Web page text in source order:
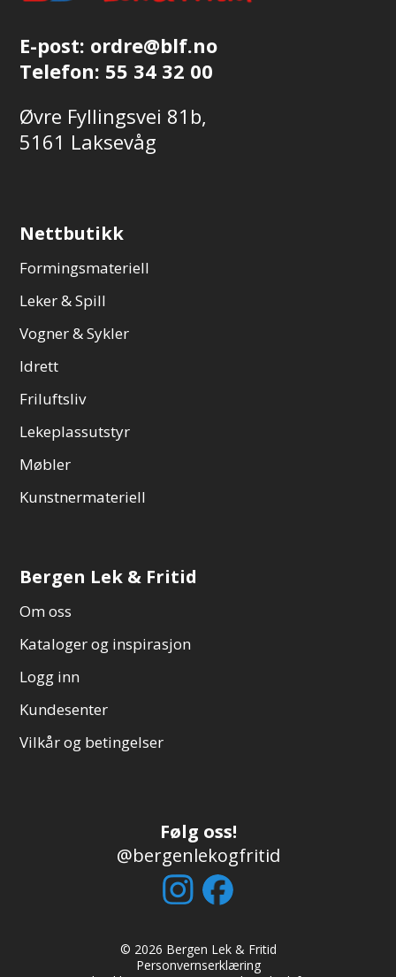
E-post: ordre@blf.no
Telefon: 55 34 32 00
Øvre Fyllingsvei 81b,
5161 Laksevåg
Nettbutikk
Formingsmateriell
Leker & Spill
Vogner & Sykler
Idrett
Friluftsliv
Lekeplassutstyr
Møbler
Kunstnermateriell
Bergen Lek & Fritid
Om oss
Kataloger og inspirasjon
Logg inn
Kundesenter
Vilkår og betingelser
Følg oss!
@bergenlekogfritid
© 2026 Bergen Lek & Fritid
Personvernserklæring